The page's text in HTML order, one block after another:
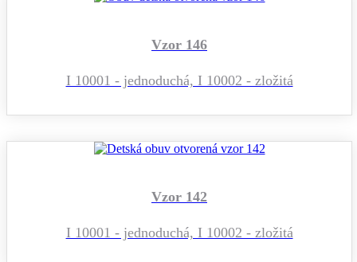
Vzor 146
I 10001 - jednoduchá, I 10002 - zložitá
Vzor 142
I 10001 - jednoduchá, I 10002 - zložitá